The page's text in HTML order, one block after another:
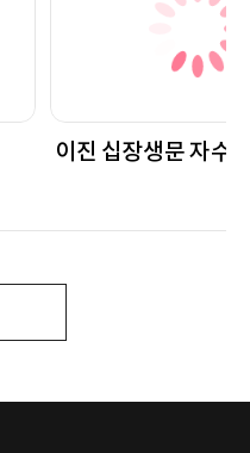
이진 십장생문 자수